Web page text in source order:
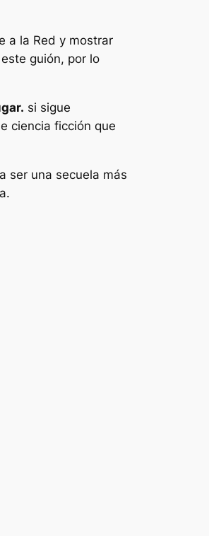
a la Red y mostrar
guión, por lo
si sigue
ciencia ficción que
ser una secuela más